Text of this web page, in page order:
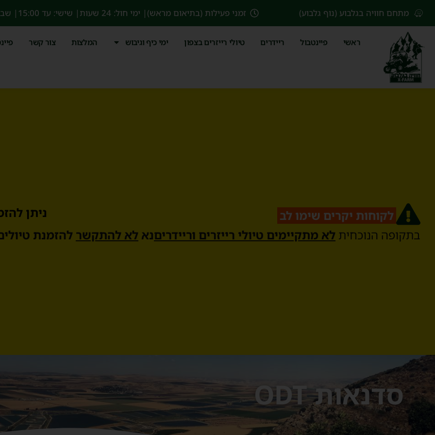
מתחם חוויה בגלבוע (נוף גלבוע) זמני פעילות (בתיאום מראש) | ימי חול: 24 שעות | שישי: עד 15:00 |
ראשי פיינטבול ריידרים טיולי רייזרים בצפון ימי כיף וגיבוש המלצות צור קשר
לקוחות יקרים שימו לב
ניתן
בתקופה הנוכחית לא מתקיימים טיולי רייזרים וריידריםנא לא להתקשר להזמנת
סדנאות ODT